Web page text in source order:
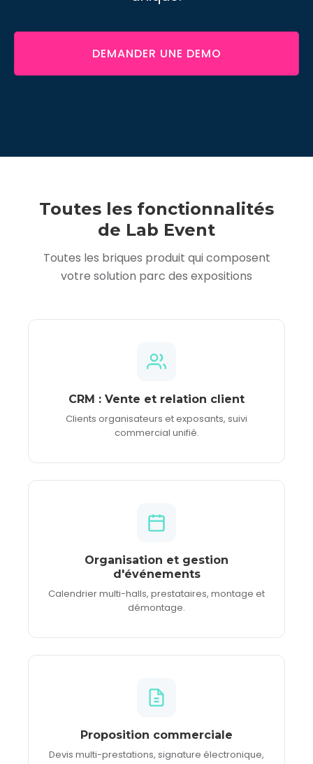
DEMANDER UNE DEMO
Toutes les fonctionnalités
de Lab Event
Toutes les briques produit qui composent
votre solution parc des expositions
CRM : Vente et relation client
Clients organisateurs et exposants, suivi
commercial unifié.
Organisation et gestion
d'événements
Calendrier multi-halls, prestataires, montage et
démontage.
Proposition commerciale
Devis multi-prestations, signature électronique,